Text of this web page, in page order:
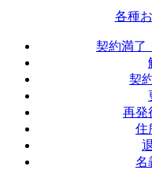
各種
契約満了
契
再発
住
名